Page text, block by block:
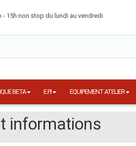
- 15h non stop du lundi au vendredi
BETA E.P.I EQUIPEMENT ATELIER
informations